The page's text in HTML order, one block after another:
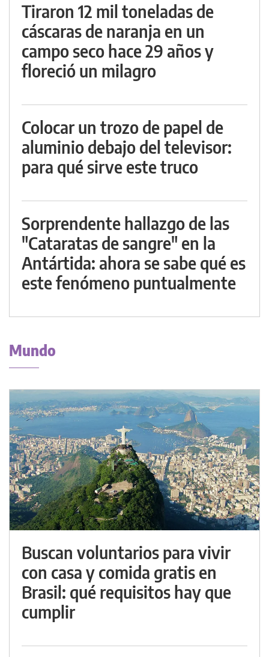
Tiraron 12 mil toneladas de
cáscaras de naranja en un
campo seco hace 29 años y
floreció un milagro
Colocar un trozo de papel de
aluminio debajo del televisor:
para qué sirve este truco
Sorprendente hallazgo de las
"Cataratas de sangre" en la
Antártida: ahora se sabe qué es
este fenómeno puntualmente
Mundo
Buscan voluntarios para vivir
con casa y comida gratis en
Brasil: qué requisitos hay que
cumplir